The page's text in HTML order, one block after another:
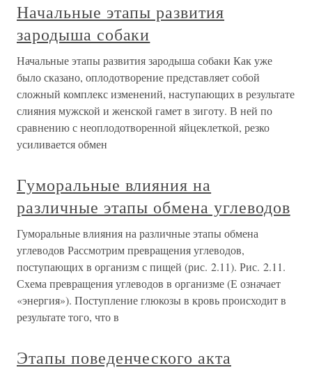
Начальные этапы развития
зародыша собаки
Начальные этапы развития зародыша собаки Как уже
было сказано, оплодотворение представляет собой
сложный комплекс изменений, наступающих в результате
слияния мужской и женской гамет в зиготу. В ней по
сравнению с неоплодотворенной яйцеклеткой, резко
усиливается обмен
Гуморальные влияния на
различные этапы обмена углеводов
Гуморальные влияния на различные этапы обмена
углеводов Рассмотрим превращения углеводов,
поступающих в организм с пищей (рис. 2.11). Рис. 2.11.
Схема превращения углеводов в организме (Е означает
«энергия»). Поступление глюкозы в кровь происходит в
результате того, что в
Этапы поведенческого акта